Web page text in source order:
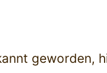
geworden,